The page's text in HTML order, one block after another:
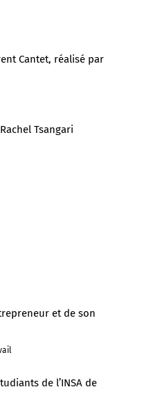
Cantet, réalisé par
Tsangari
et de son
de l’INSA de